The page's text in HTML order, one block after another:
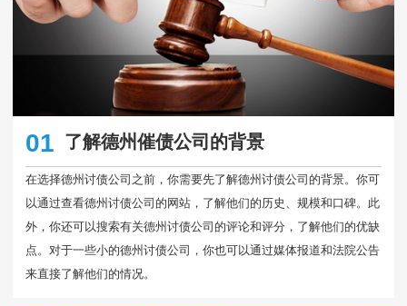
01 了解德州催债公司的背景
在选择德州讨债公司之前，你需要先了解德州讨债公司的背景。你可
以通过查看德州讨债公司的网站，了解他们的历史、规模和口碑。此
外，你还可以搜索有关德州讨债公司的评论和评分，了解他们的优缺
点。对于一些小的德州讨债公司，你也可以通过媒体报道和法院公告
来直接了解他们的情况。